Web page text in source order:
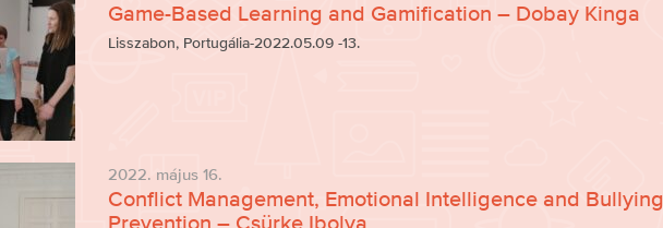
Game-Based Learning and Gamification – Dobay Kinga
Lisszabon, Portugália-2022.05.09 -13.
2022. május 16.
Conflict Management, Emotional Intelligence and Bullying
Prevention – Csürke Ibolya